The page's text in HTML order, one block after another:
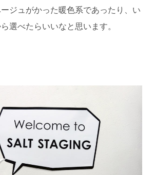
ジュがかった暖色系であったり、い
選べたらいいなと思います。